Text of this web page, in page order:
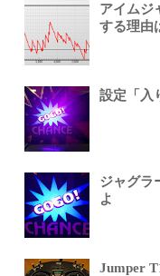
アイムジ
する理由
設定「入
ジャグラ
よ
Jumper